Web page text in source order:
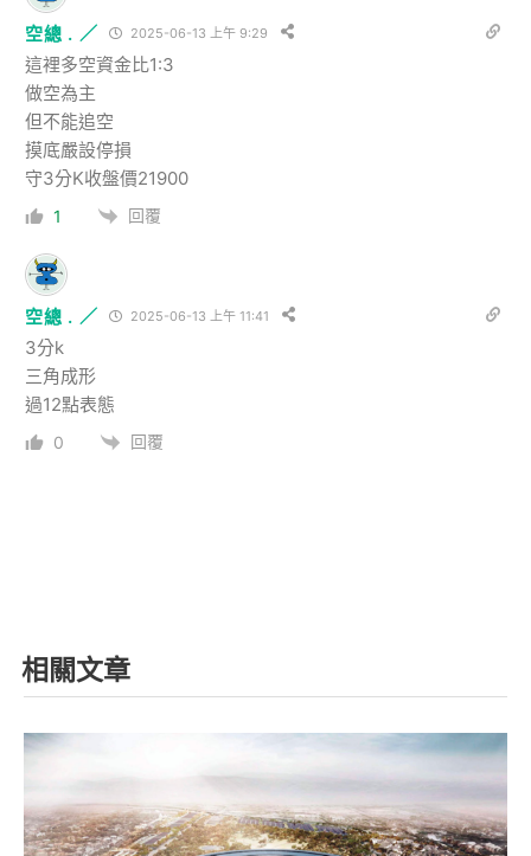
空總 . ／ 2025-06-13 上午 9:29
這裡多空資金比1:3
做空為主
但不能追空
摸底嚴設停損
守3分K收盤價21900
1 回覆
空總 . ／ 2025-06-13 上午 11:41
3分k
三角成形
過12點表態
0 回覆
相關文章